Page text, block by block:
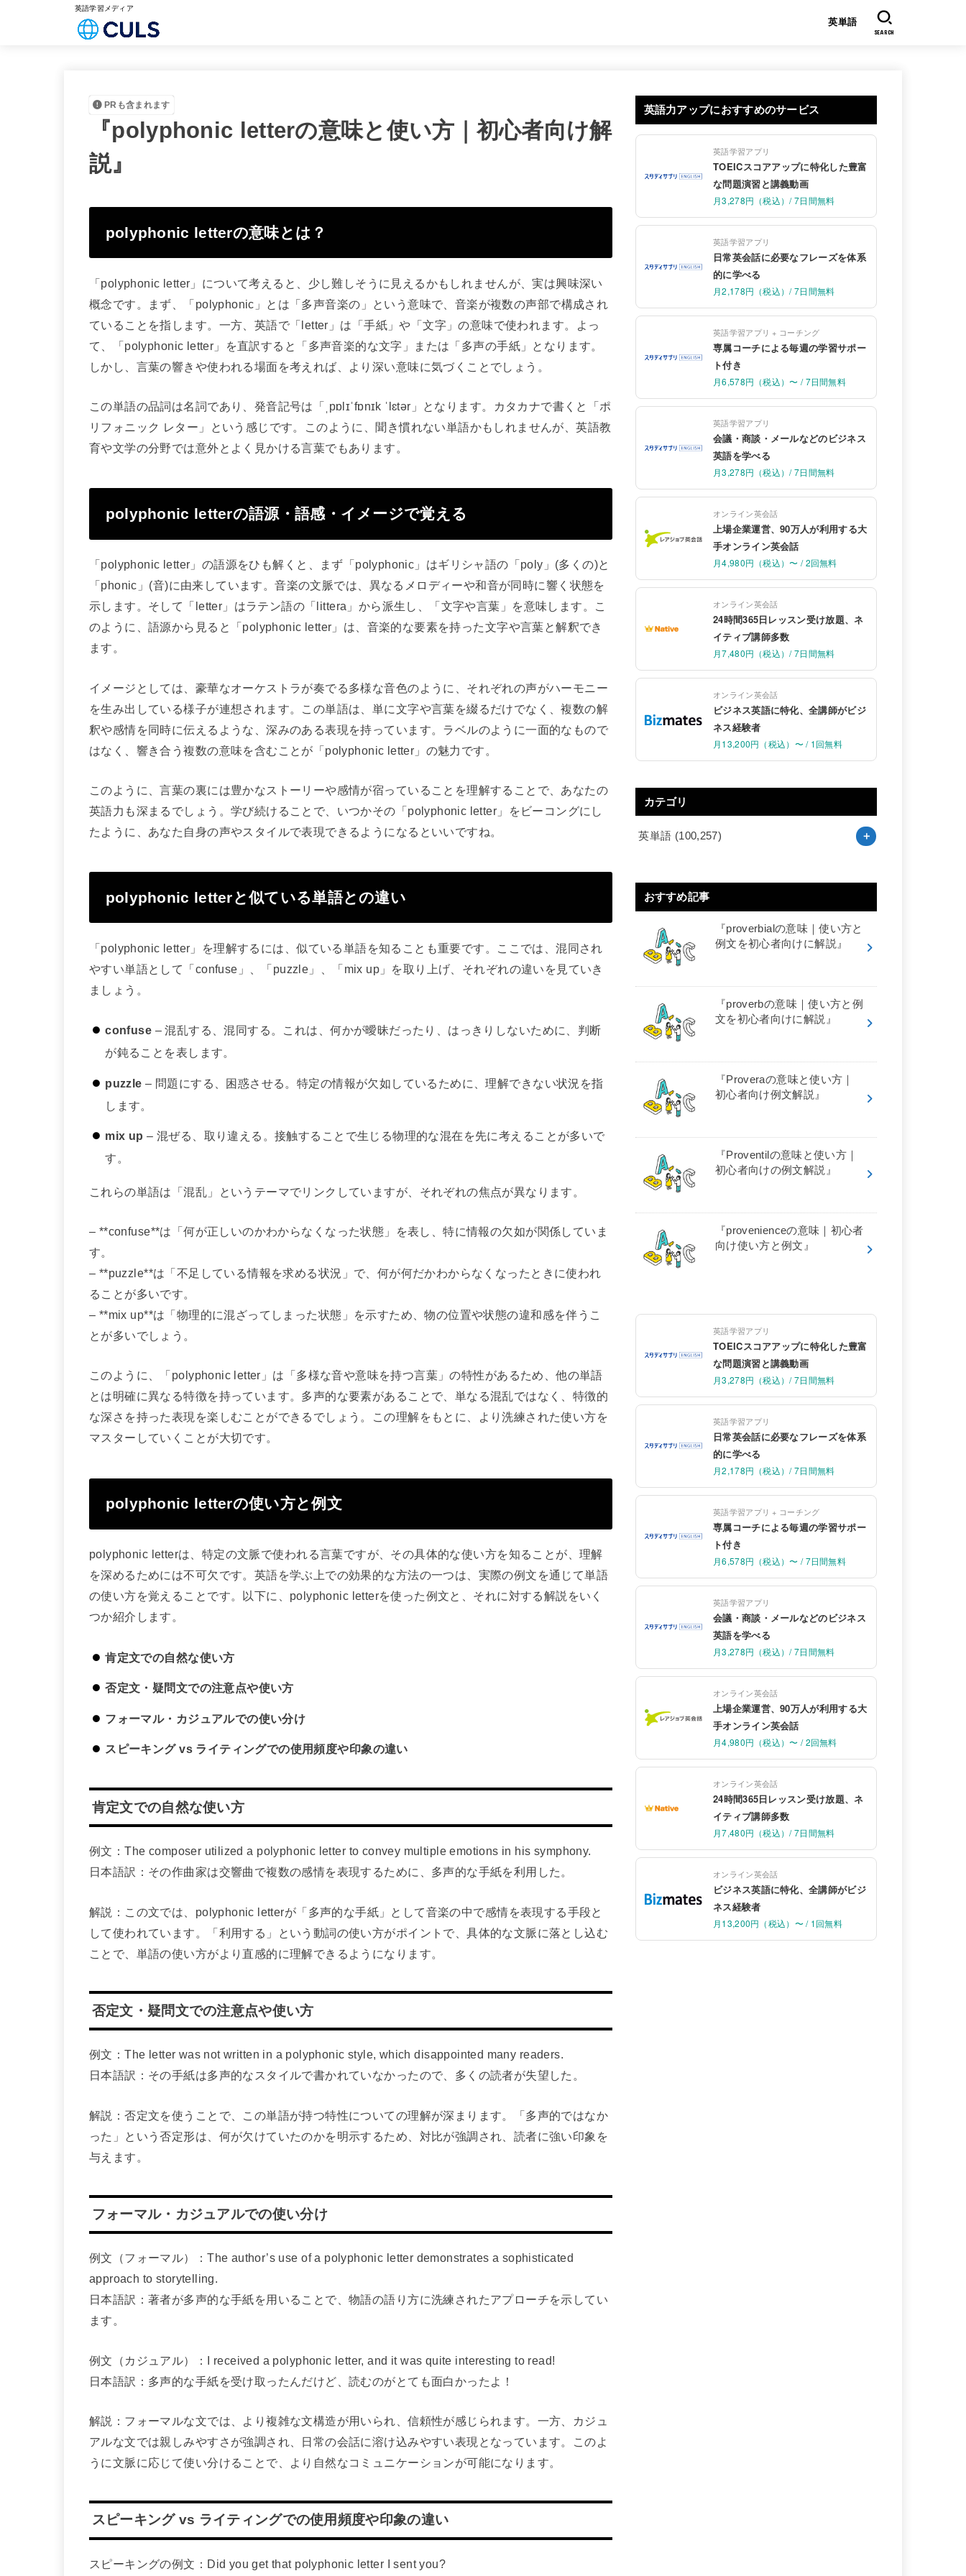
英語学習メディア
英単語
SEARCH
PRも含まれます
『polyphonic letterの意味と使い方｜初心者向け解
説』
polyphonic letterの意味とは？
「polyphonic letter」について考えると、少し難しそうに見えるかもしれませんが、実は興味深い
概念です。まず、「polyphonic」とは「多声音楽の」という意味で、音楽が複数の声部で構成され
ていることを指します。一方、英語で「letter」は「手紙」や「文字」の意味で使われます。よっ
て、「polyphonic letter」を直訳すると「多声音楽的な文字」または「多声の手紙」となります。
しかし、言葉の響きや使われる場面を考えれば、より深い意味に気づくことでしょう。
この単語の品詞は名詞であり、発音記号は「ˌpɒlɪˈfɒnɪk ˈlɛtər」となります。カタカナで書くと「ポ
リフォニック レター」という感じです。このように、聞き慣れない単語かもしれませんが、英語教
育や文学の分野では意外とよく見かける言葉でもあります。
polyphonic letterの語源・語感・イメージで覚える
「polyphonic letter」の語源をひも解くと、まず「polyphonic」はギリシャ語の「poly」(多くの)と
「phonic」(音)に由来しています。音楽の文脈では、異なるメロディーや和音が同時に響く状態を
示します。そして「letter」はラテン語の「littera」から派生し、「文字や言葉」を意味します。こ
のように、語源から見ると「polyphonic letter」は、音楽的な要素を持った文字や言葉と解釈でき
ます。
イメージとしては、豪華なオーケストラが奏でる多様な音色のように、それぞれの声がハーモニー
を生み出している様子が連想されます。この単語は、単に文字や言葉を綴るだけでなく、複数の解
釈や感情を同時に伝えるような、深みのある表現を持っています。ラベルのように一面的なもので
はなく、響き合う複数の意味を含むことが「polyphonic letter」の魅力です。
このように、言葉の裏には豊かなストーリーや感情が宿っていることを理解することで、あなたの
英語力も深まるでしょう。学び続けることで、いつかその「polyphonic letter」をビーコングにし
たように、あなた自身の声やスタイルで表現できるようになるといいですね。
polyphonic letterと似ている単語との違い
「polyphonic letter」を理解するには、似ている単語を知ることも重要です。ここでは、混同され
やすい単語として「confuse」、「puzzle」、「mix up」を取り上げ、それぞれの違いを見ていき
ましょう。
confuse – 混乱する、混同する。これは、何かが曖昧だったり、はっきりしないために、判断
が鈍ることを表します。
puzzle – 問題にする、困惑させる。特定の情報が欠如しているために、理解できない状況を指
します。
mix up – 混ぜる、取り違える。接触することで生じる物理的な混在を先に考えることが多いで
す。
これらの単語は「混乱」というテーマでリンクしていますが、それぞれの焦点が異なります。
– **confuse**は「何が正しいのかわからなくなった状態」を表し、特に情報の欠如が関係していま
す。
– **puzzle**は「不足している情報を求める状況」で、何が何だかわからなくなったときに使われ
ることが多いです。
– **mix up**は「物理的に混ざってしまった状態」を示すため、物の位置や状態の違和感を伴うこ
とが多いでしょう。
このように、「polyphonic letter」は「多様な音や意味を持つ言葉」の特性があるため、他の単語
とは明確に異なる特徴を持っています。多声的な要素があることで、単なる混乱ではなく、特徴的
な深さを持った表現を楽しむことができるでしょう。この理解をもとに、より洗練された使い方を
マスターしていくことが大切です。
polyphonic letterの使い方と例文
polyphonic letterは、特定の文脈で使われる言葉ですが、その具体的な使い方を知ることが、理解
を深めるためには不可欠です。英語を学ぶ上での効果的な方法の一つは、実際の例文を通じて単語
の使い方を覚えることです。以下に、polyphonic letterを使った例文と、それに対する解説をいく
つか紹介します。
肯定文での自然な使い方
否定文・疑問文での注意点や使い方
フォーマル・カジュアルでの使い分け
スピーキング vs ライティングでの使用頻度や印象の違い
肯定文での自然な使い方
例文：The composer utilized a polyphonic letter to convey multiple emotions in his symphony.
日本語訳：その作曲家は交響曲で複数の感情を表現するために、多声的な手紙を利用した。
解説：この文では、polyphonic letterが「多声的な手紙」として音楽の中で感情を表現する手段と
して使われています。「利用する」という動詞の使い方がポイントで、具体的な文脈に落とし込む
ことで、単語の使い方がより直感的に理解できるようになります。
否定文・疑問文での注意点や使い方
例文：The letter was not written in a polyphonic style, which disappointed many readers.
日本語訳：その手紙は多声的なスタイルで書かれていなかったので、多くの読者が失望した。
解説：否定文を使うことで、この単語が持つ特性についての理解が深まります。「多声的ではなか
った」という否定形は、何が欠けていたのかを明示するため、対比が強調され、読者に強い印象を
与えます。
フォーマル・カジュアルでの使い分け
例文（フォーマル）：The author’s use of a polyphonic letter demonstrates a sophisticated
approach to storytelling.
日本語訳：著者が多声的な手紙を用いることで、物語の語り方に洗練されたアプローチを示してい
ます。
例文（カジュアル）：I received a polyphonic letter, and it was quite interesting to read!
日本語訳：多声的な手紙を受け取ったんだけど、読むのがとても面白かったよ！
解説：フォーマルな文では、より複雑な文構造が用いられ、信頼性が感じられます。一方、カジュ
アルな文では親しみやすさが強調され、日常の会話に溶け込みやすい表現となっています。このよ
うに文脈に応じて使い分けることで、より自然なコミュニケーションが可能になります。
スピーキング vs ライティングでの使用頻度や印象の違い
スピーキングの例文：Did you get that polyphonic letter I sent you?
英語力アップにおすすめのサービス
英語学習アプリ
TOEICスコアアップに特化した豊富
な問題演習と講義動画
月3,278円（税込）/ 7日間無料
英語学習アプリ
日常英会話に必要なフレーズを体系
的に学べる
月2,178円（税込）/ 7日間無料
英語学習アプリ + コーチング
専属コーチによる毎週の学習サポー
ト付き
月6,578円（税込）〜 / 7日間無料
英語学習アプリ
会議・商談・メールなどのビジネス
英語を学べる
月3,278円（税込）/ 7日間無料
オンライン英会話
上場企業運営、90万人が利用する大
手オンライン英会話
月4,980円（税込）〜 / 2回無料
オンライン英会話
24時間365日レッスン受け放題、ネ
イティブ講師多数
月7,480円（税込）/ 7日間無料
オンライン英会話
ビジネス英語に特化、全講師がビジ
ネス経験者
月13,200円（税込）〜 / 1回無料
カテゴリ
英単語 (100,257)
おすすめ記事
『proverbialの意味｜使い方と
例文を初心者向けに解説』
『proverbの意味｜使い方と例
文を初心者向けに解説』
『Proveraの意味と使い方｜
初心者向け例文解説』
『Proventilの意味と使い方｜
初心者向けの例文解説』
『provenienceの意味｜初心者
向け使い方と例文』
英語学習アプリ
TOEICスコアアップに特化した豊富
な問題演習と講義動画
月3,278円（税込）/ 7日間無料
英語学習アプリ
日常英会話に必要なフレーズを体系
的に学べる
月2,178円（税込）/ 7日間無料
英語学習アプリ + コーチング
専属コーチによる毎週の学習サポー
ト付き
月6,578円（税込）〜 / 7日間無料
英語学習アプリ
会議・商談・メールなどのビジネス
英語を学べる
月3,278円（税込）/ 7日間無料
オンライン英会話
上場企業運営、90万人が利用する大
手オンライン英会話
月4,980円（税込）〜 / 2回無料
オンライン英会話
24時間365日レッスン受け放題、ネ
イティブ講師多数
月7,480円（税込）/ 7日間無料
オンライン英会話
ビジネス英語に特化、全講師がビジ
ネス経験者
月13,200円（税込）〜 / 1回無料